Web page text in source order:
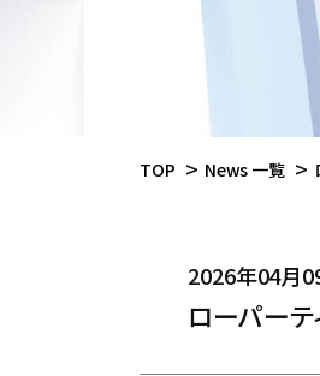
TOP News 一覧
2026年04月
ローパーテ